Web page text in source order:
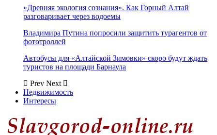
«Древняя экология сознания». Как Горный Алтай
разговаривает через водоемы
Владимира Путина попросили защитить турагентов от
фототроллей
Автобусы для «Алтайской Зимовки» скоро будут ждать
туристов на площади Барнаула
Prev Next
Недвижимость
Интересы